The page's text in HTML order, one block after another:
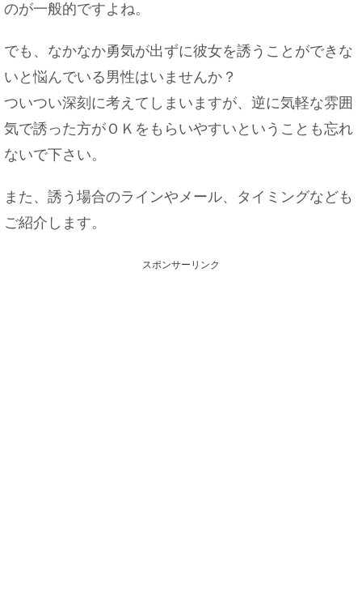
のが一般的ですよね。
でも、なかなか勇気が出ずに彼女を誘うことができな
いと悩んでいる男性はいませんか？
ついつい深刻に考えてしまいますが、逆に気軽な雰囲
気で誘った方がＯＫをもらいやすいということも忘れ
ないで下さい。
また、誘う場合のラインやメール、タイミングなども
ご紹介します。
スポンサーリンク